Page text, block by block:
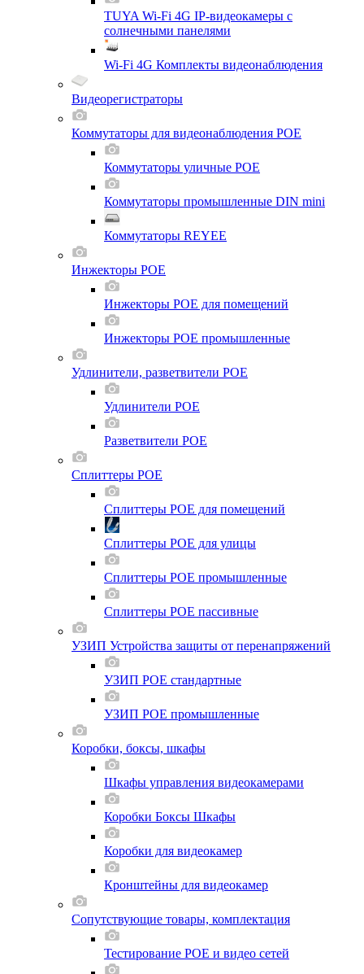
TUYA Wi-Fi 4G IP-видеокамеры с
солнечными панелями
Wi-Fi 4G Комплекты видеонаблюдения
Видеорегистраторы
Коммутаторы для видеонаблюдения POE
Коммутаторы уличные POE
Коммутаторы промышленные DIN mini
Коммутаторы REYEE
Инжекторы POE
Инжекторы POE для помещений
Инжекторы POE промышленные
Удлинители, разветвители POE
Удлинители POE
Разветвители POE
Сплиттеры POE
Сплиттеры POE для помещений
Сплиттеры POE для улицы
Сплиттеры POE промышленные
Сплиттеры POE пассивные
УЗИП Устройства защиты от перенапряжений
УЗИП POE стандартные
УЗИП POE промышленные
Коробки, боксы, шкафы
Шкафы управления видеокамерами
Коробки Боксы Шкафы
Коробки для видеокамер
Кронштейны для видеокамер
Сопутствующие товары, комплектация
Тестирование POE и видео сетей